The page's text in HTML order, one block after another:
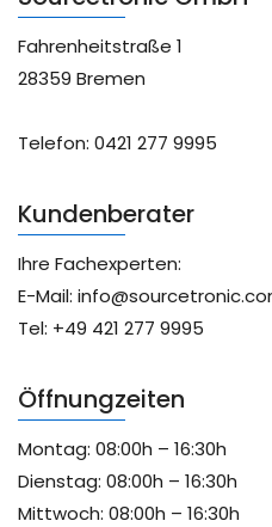
Fahrenheitstraße 1
28359 Bremen
Telefon: 0421 277 9995
Kundenberater
Ihre Fachexperten:
E-Mail:
Tel: +49 421 277 9995
Öffnungzeiten
Montag: 08:00h – 16:30h
Dienstag: 08:00h – 16:30h
Mittwoch: 08:00h – 16:30h